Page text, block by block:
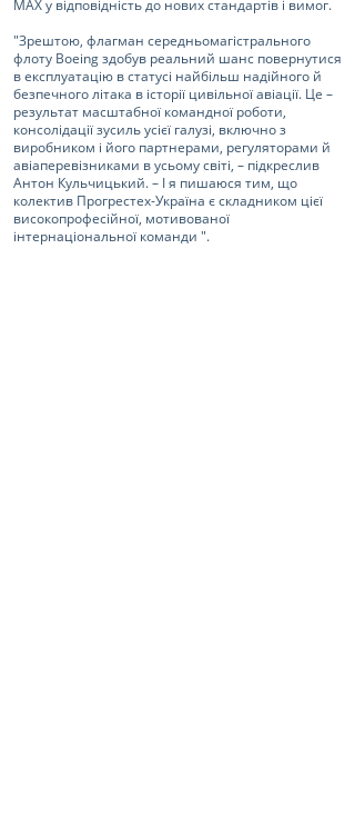
МАХ у відповідність до нових стандартів і вимог.
"Зрештою, флагман середньомагістрального
флоту Boeing здобув реальний шанс повернутися
в експлуатацію в статусі найбільш надійного й
безпечного літака в історії цивільної авіації. Це –
результат масштабної командної роботи,
консолідації зусиль усієї галузі, включно з
виробником і його партнерами, регуляторами й
авіаперевізниками в усьому світі, – підкреслив
Антон Кульчицький. – І я пишаюся тим, що
колектив Прогрестех-Україна є складником цієї
високопрофесійної, мотивованої
інтернаціональної команди ".